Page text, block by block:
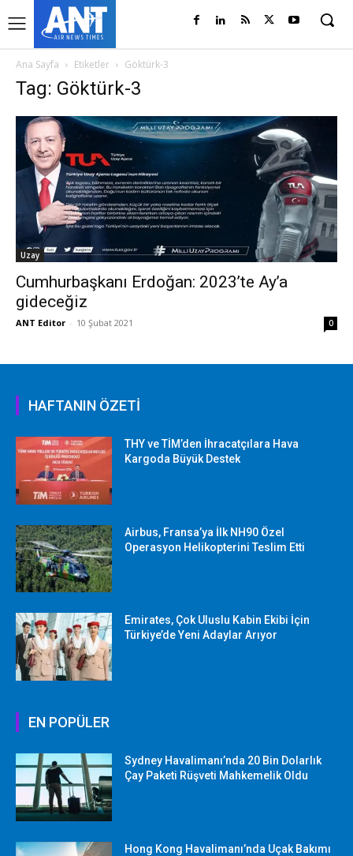
Ana Sayfa Etiketler Göktürk-3
Tag: Göktürk-3
Uzay
Cumhurbaşkanı Erdoğan: 2023’te Ay’a
gideceğiz
ANT Editor - 10 Şubat 2021 0
HAFTANIN ÖZETİ
THY ve TİM’den İhracatçılara Hava
Kargoda Büyük Destek
Airbus, Fransa’ya İlk NH90 Özel
Operasyon Helikopterini Teslim Etti
Emirates, Çok Uluslu Kabin Ekibi İçin
Türkiye’de Yeni Adaylar Arıyor
EN POPÜLER
Sydney Havalimanı’nda 20 Bin Dolarlık
Çay Paketi Rüşveti Mahkemelik Oldu
Hong Kong Havalimanı’nda Uçak Bakımı